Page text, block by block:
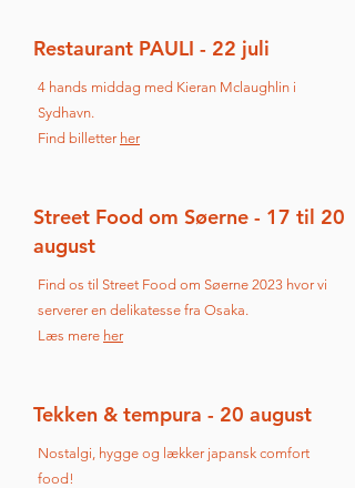
Restaurant PAULI - 22 juli
4 hands middag med Kieran Mclaughlin i
Sydhavn.
Find billetter her
Street Food om Søerne - 17 til 20
august
Find os til Street Food om Søerne 2023 hvor vi
serverer en delikatesse fra Osaka.
Læs mere her
Tekken & tempura - 20 august
Nostalgi, hygge og lækker japansk comfort
food!